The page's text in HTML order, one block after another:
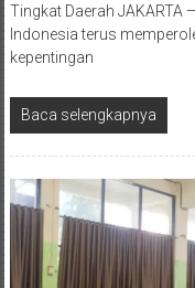
Tingkat Daerah JAKARTA
Indonesia terus
kepentingan
Baca selengkapnya